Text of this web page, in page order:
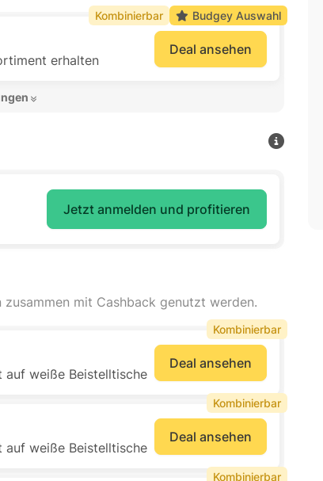
erhalten
Deal ansehen
Kombinierbar Budgey Auswahl
Jetzt anmelden und profitieren
mit Cashback genutzt werden.
auf weiße Beistelltische
Deal ansehen
Kombinierbar
auf weiße Beistelltische
Deal ansehen
Kombinierbar
Kombinierbar